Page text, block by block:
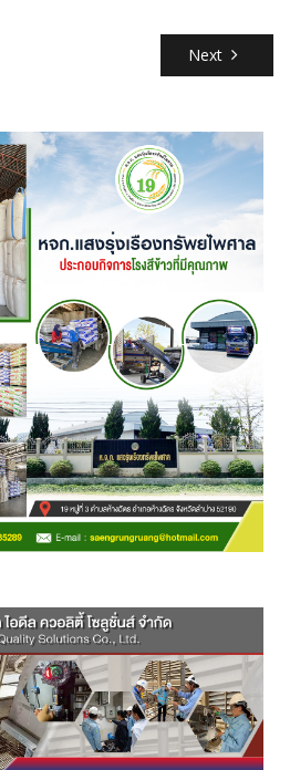
Next